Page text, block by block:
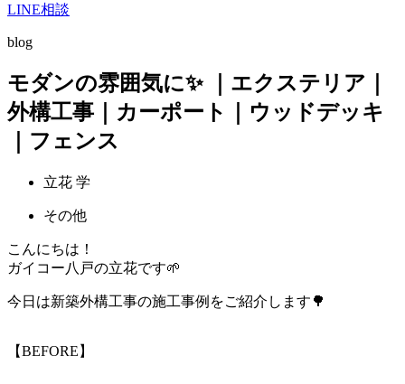
LINE相談
blog
モダンの雰囲気に✨ ｜エクステリア｜
外構工事｜カーポート｜ウッドデッキ
｜フェンス
立花 学
その他
こんにちは！
ガイコー八戸の立花です🌱
今日は新築外構工事の施工事例をご紹介します🌳
【BEFORE】